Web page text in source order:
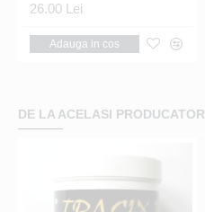
26.00 Lei
Adauga in cos
DE LA ACELASI PRODUCATOR